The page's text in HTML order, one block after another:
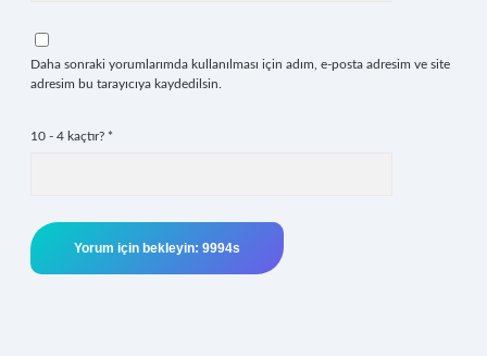
Daha sonraki yorumlarımda kullanılması için adım, e-posta adresim ve site
adresim bu tarayıcıya kaydedilsin.
10 - 4 kaçtır? *